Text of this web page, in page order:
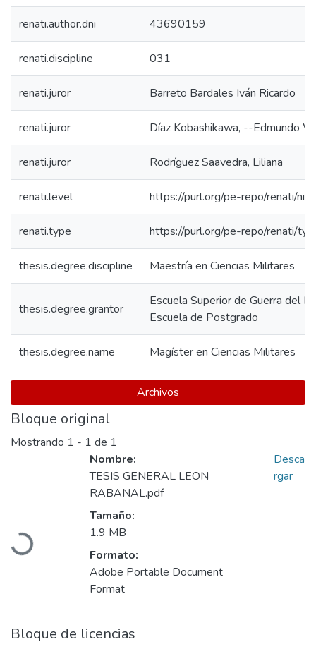
renati.author.dni 43690159
renati.discipline 031
renati.juror Barreto Bardales Iván Ricardo
renati.juror Díaz Kobashikawa, --Edmundo
renati.juror Rodríguez Saavedra, Liliana
renati.level https://purl.org/pe-repo/renati/
renati.type https://purl.org/pe-repo/renati/
thesis.degree.discipline Maestría en Ciencias Militares
thesis.degree.grantor
Escuela Superior de Guerra del
Escuela de Postgrado
thesis.degree.name Magíster en Ciencias Militares
Archivos
Bloque original
Mostrando 1 - 1 de 1
Cargando...
Nombre:
TESIS GENERAL LEON
RABANAL.pdf
Tamaño:
1.9 MB
Formato:
Adobe Portable Document
Format
Desca
rgar
Bloque de licencias